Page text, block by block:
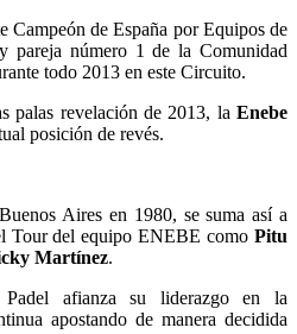
Campeón de España por Equipos de
pareja número 1 de la Comunidad
todo 2013 en este Circuito.
palas revelación de 2013, la Enebe
posición de revés.
Aires en 1980, se suma así a
Tour del equipo ENEBE como Pitu
Martínez.
afianza su liderazgo en la
apostando de manera decidida